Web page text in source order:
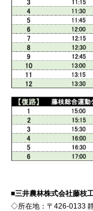
■三井農林株式会社藤枝
◇所在地：〒426-0133